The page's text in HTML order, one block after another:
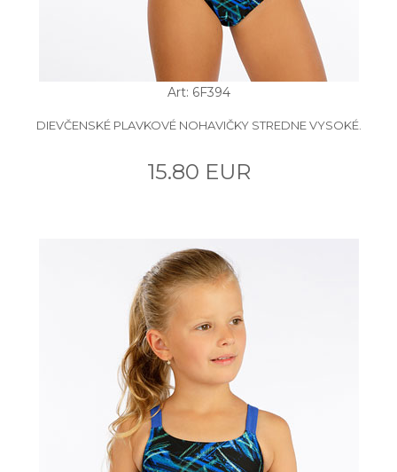
Art: 6F394
DIEVČENSKÉ PLAVKOVÉ NOHAVIČKY STREDNE VYSOKÉ.
15.80 EUR